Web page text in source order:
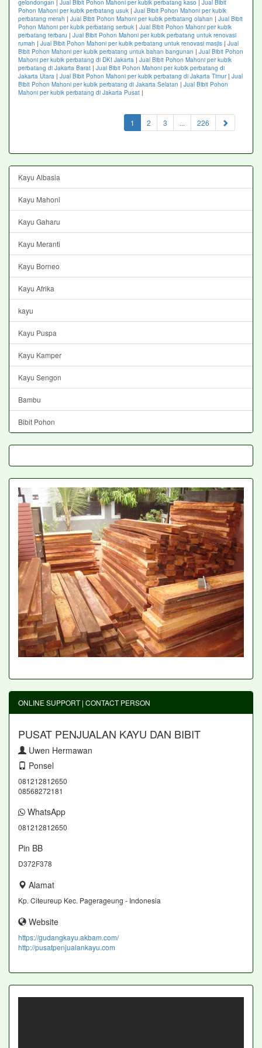
gelondongan Jual Bibit Pohon Mahoni per kubik perbatang kaso
Jual Bibit
Pohon Mahoni per kubik perbatang usuk | Jual Bibit Pohon Mahoni per kubik
perbatang merah | Jual Bibit Pohon Mahoni per kubik perbatang olahan | Jual Bibit
Pohon Mahoni per kubik perbatang serbuk | Jual Bibit Pohon Mahoni per kubik
perbatang terbaru | Jual Bibit Pohon Mahoni per kubik perbatang untuk renovasi
rumah | Jual Bibit Pohon Mahoni per kubik perbatang untuk renovasi masjis | Jual
Bibit Pohon Mahoni per kubik perbatang untuk bahan bangunan | Jual Bibit Pohon
Mahoni per kubik perbatang di DKI Jakarta | Jual Bibit Pohon Mahoni per kubik
perbatang di Jakarta Barat | Jual Bibit Pohon Mahoni per kubik perbatang di
Jakarta Utara | Jual Bibit Pohon Mahoni per kubik perbatang di Jakarta Timur| Jual
Bibit Pohon Mahoni per kubik perbatang di Jakarta Selatan | Jual Bibit Pohon
Mahoni per kubik perbatang di Jakarta Pusat |
1 (current)
2 3 ... 226
Kayu Albasia
Kayu Mahoni
Kayu Gaharu
Kayu Meranti
Kayu Borneo
Kayu Afrika
kayu
Kayu Puspa
Kayu Kamper
Kayu Sengon
Bambu
Bibit Pohon
ONLINE SUPPORT | CONTACT PERSON
PUSAT PENJUALAN KAYU DAN BIBIT
Uwen Hermawan
Ponsel
081212812650
08568272181
WhatsApp
081212812650
Pin BB
D372F378
Alamat
Kp. Citeureup Kec. Pagerageung - Indonesia
Website
https://gudangkayu.akbam.com/
http://pusatpenjualankayu.com